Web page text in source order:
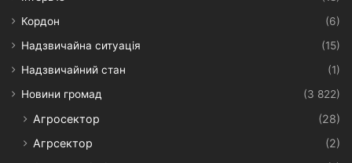
Кордон
(6)
Надзвичайна ситуація
(15)
Надзвичайний стан
(1)
Новини громад
(3 822)
Агросектор
(28)
Агрсектор
(2)